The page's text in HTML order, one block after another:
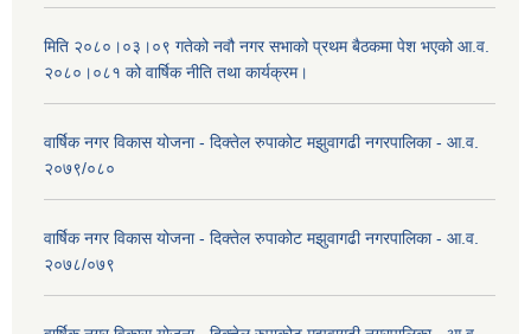
मिति २०८०।०३।०९ गतेको नवौ नगर सभाको प्रथम बैठकमा पेश भएको आ.व.
२०८०।०८१ को वार्षिक नीति तथा कार्यक्रम।
वार्षिक नगर विकास योजना - दिक्तेल रुपाकोट मझुवागढी नगरपालिका - आ.व.
२०७९/०८०
वार्षिक नगर विकास योजना - दिक्तेल रुपाकोट मझुवागढी नगरपालिका - आ.व.
२०७८/०७९